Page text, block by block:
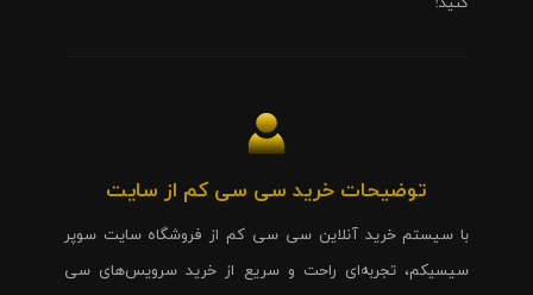
توضیحات خرید سی سی کم از سایت
با سیستم خرید آنلاین سی سی کم از فروشگاه سایت سوپر
سیسیکم، تجربه‌ای راحت و سریع از خرید سرویس‌های سی